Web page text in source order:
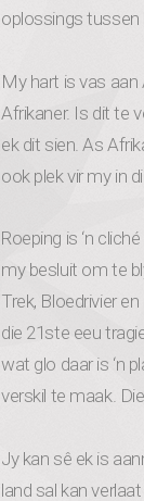
oplossings tussen
My hart is vas
Afrikaner. Is dit te
ek dit sien. As
ook plek vir my in
Roeping is ‘n
my besluit om te
Trek, Bloedrivier
die 21ste eeu
wat glo daar is ‘n
verskil te maak.
Jy kan sê ek is
land sal kan